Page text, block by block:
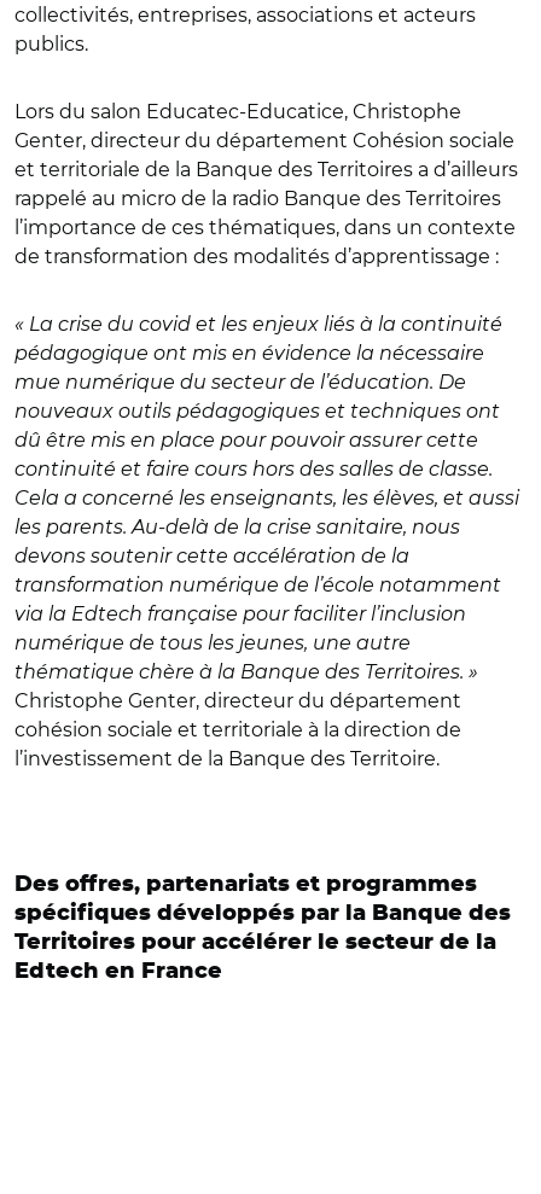
collectivités, entreprises, associations et acteurs
publics.
Lors du salon Educatec-Educatice, Christophe
Genter, directeur du département Cohésion sociale
et territoriale de la Banque des Territoires a d’ailleurs
rappelé au micro de la radio Banque des Territoires
l’importance de ces thématiques, dans un contexte
de transformation des modalités d’apprentissage :
« La crise du covid et les enjeux liés à la continuité
pédagogique ont mis en évidence la nécessaire
mue numérique du secteur de l’éducation. De
nouveaux outils pédagogiques et techniques ont
dû être mis en place pour pouvoir assurer cette
continuité et faire cours hors des salles de classe.
Cela a concerné les enseignants, les élèves, et aussi
les parents. Au-delà de la crise sanitaire, nous
devons soutenir cette accélération de la
transformation numérique de l’école notamment
via la Edtech française pour faciliter l’inclusion
numérique de tous les jeunes, une autre
thématique chère à la Banque des Territoires. »
Christophe Genter, directeur du département
cohésion sociale et territoriale à la direction de
l’investissement de la Banque des Territoire.
Des offres, partenariats et programmes
spécifiques développés par la Banque des
Territoires pour accélérer le secteur de la
Edtech en France